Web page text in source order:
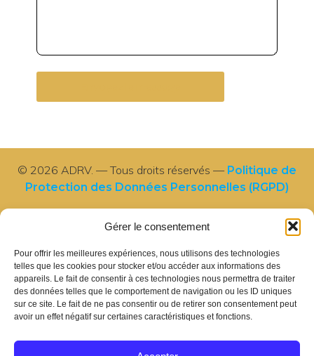
Gérer le consentement
Pour offrir les meilleures expériences, nous utilisons des technologies
telles que les cookies pour stocker et/ou accéder aux informations des
appareils. Le fait de consentir à ces technologies nous permettra de traiter
des données telles que le comportement de navigation ou les ID uniques
sur ce site. Le fait de ne pas consentir ou de retirer son consentement peut
avoir un effet négatif sur certaines caractéristiques et fonctions.
© 2026 ADRV. — Tous droits réservés — Politique de
Protection des Données Personnelles (RGPD)
Contact
Association loi 1901 •
RNA W443002393